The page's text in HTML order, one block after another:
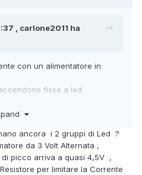
, carlone2011 ha
con un alimentatore in
fisse a led
ancora i 2 gruppi di Led ?
da 3 Volt Alternata ,
picco arriva a quasi 4,5V ,
per limitare la Corrente